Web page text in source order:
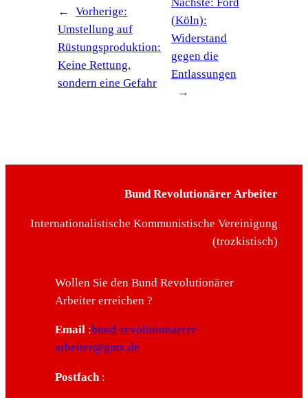
←
Vorherige:
Umstellung auf
Rüstungsproduktion:
Keine Rettung,
sondern eine Gefahr
(Köln):
Widerstand
gegen die
Entlassungen
→
Bund Revolutionärer Arbeiter
Internationalistische Kommunistische Vereinigung
(trozkistisch)
Wollen Sie den Bund Revolutionärer
Arbeiter erreichen ?
Email:bund-revolutionaerer-
arbeiter@gmx.de
Postfach: